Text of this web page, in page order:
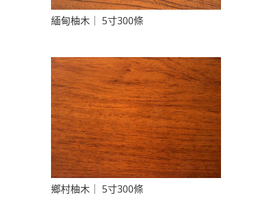
緬甸柚木｜ 5寸300條
鄉村柚木｜ 5寸300條